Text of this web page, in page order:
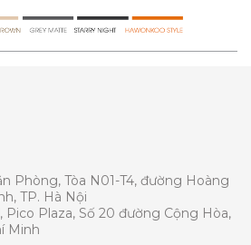
Phòng, Tòa N01-T4, đường Hoàng
TP. Hà Nội
Pico Plaza, Số 20 đường Cộng Hòa,
Minh